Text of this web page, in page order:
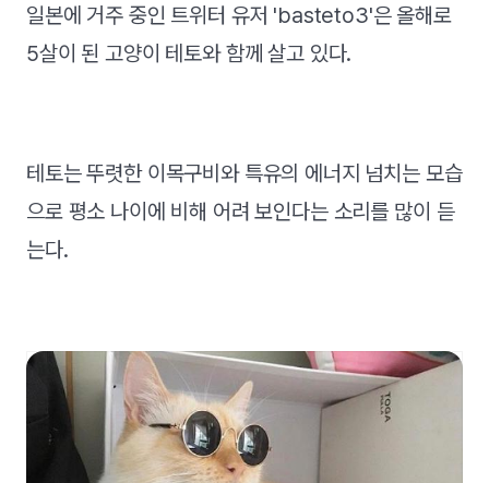
일본에 거주 중인 트위터 유저 'basteto3'은 올해로
5살이 된 고양이 테토와 함께 살고 있다.
테토는 뚜렷한 이목구비와 특유의 에너지 넘치는 모습
으로 평소 나이에 비해 어려 보인다는 소리를 많이 듣
는다.